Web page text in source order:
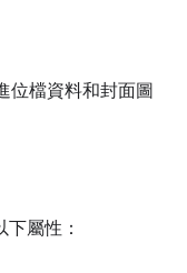
位檔資料和封面圖
屬性：